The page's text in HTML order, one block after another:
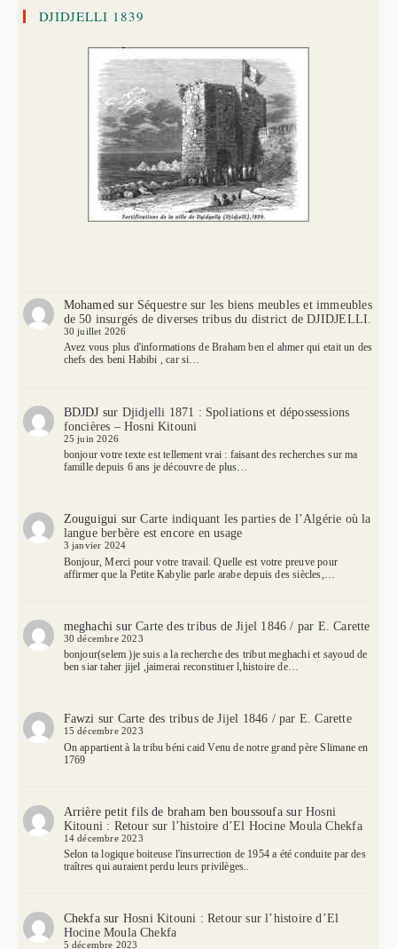
DJIDJELLI 1839
Mohamedsur Séquestre sur les biens meubles et immeubles
de 50 insurgés de diverses tribus du district de DJIDJELLI.
30 juillet 2026
Avez vous plus d'informations de Braham ben el ahmer qui etait un des
chefs des beni Habibi , car si…
BDJDJ sur Djidjelli 1871 : Spoliations et dépossessions
foncières – Hosni Kitouni
25 juin 2026
bonjour votre texte est tellement vrai : faisant des recherches sur ma
famille depuis 6 ans je découvre de plus…
Zouguigui surCarte indiquant les parties de l’Algérie où la
langue berbère est encore en usage
3 janvier 2024
Bonjour, Merci pour votre travail. Quelle est votre preuve pour
affirmer que la Petite Kabylie parle arabe depuis des siècles,…
meghachi surCarte des tribus de Jijel 1846 / par E. Carette
30 décembre 2023
bonjour(selem )je suis a la recherche des tribut meghachi et sayoud de
ben siar taher jijel ,jaimerai reconstituer l,histoire de…
Fawzi sur Carte des tribus de Jijel 1846 / par E. Carette
15 décembre 2023
On appartient à la tribu béni caid Venu de notre grand père Slimane en
1769
Arrière petit fils de braham ben boussoufasur Hosni
Kitouni : Retour sur l’histoire d’El Hocine Moula Chekfa
14 décembre 2023
Selon ta logique boiteuse l'insurrection de 1954 a été conduite par des
traîtres qui auraient perdu leurs privilèges..
Chekfasur Hosni Kitouni : Retour sur l’histoire d’El
Hocine Moula Chekfa
5 décembre 2023